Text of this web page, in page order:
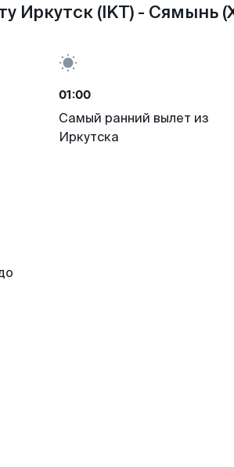
Иркутск (IKT) - Сямынь
01:00
Самый ранний вылет из
Иркутска